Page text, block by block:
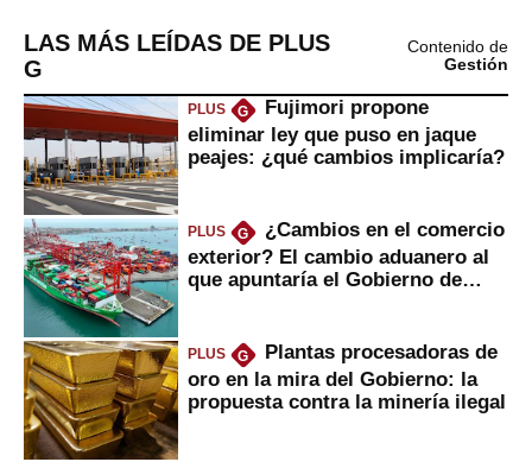
LAS MÁS LEÍDAS DE PLUS
G
Contenido de
Gestión
PLUS G
Fujimori propone
eliminar ley que puso en jaque
peajes: ¿qué cambios implicaría?
PLUS G
¿Cambios en el comercio
exterior? El cambio aduanero al
que apuntaría el Gobierno de
PLUS G
Plantas procesadoras de
oro en la mira del Gobierno: la
propuesta contra la minería ilegal